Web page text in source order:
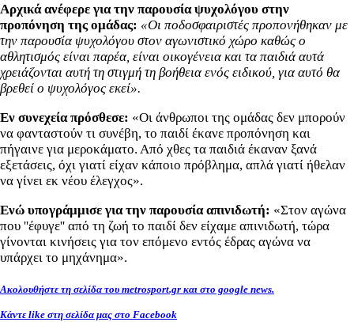
Αρχικά ανέφερε για την παρουσία ψυχολόγου στην
προπόνηση της ομάδας: «Οι ποδοσφαιριστές προπονήθηκαν με
την παρουσία ψυχολόγου στον αγωνιστικό χώρο καθώς ο
αθλητισμός είναι παρέα, είναι οικογένεια και τα παιδιά αυτά
χρειάζονται αυτή τη στιγμή τη βοήθεια ενός ειδικού, για αυτό θα
βρεθεί ο ψυχολόγος εκεί».
Εν συνεχεία πρόσθεσε: «Οι άνθρωποι της ομάδας δεν μπορούν
να φανταστούν τι συνέβη, το παιδί έκανε προπόνηση και
πήγαινε για μεροκάματο. Από χθες τα παιδιά έκαναν ξανά
εξετάσεις, όχι γιατί είχαν κάποιο πρόβλημα, απλά γιατί ήθελαν
να γίνει εκ νέου έλεγχος».
Ενώ υπογράμμισε για την παρουσία απινιδωτή: «Στον αγώνα
που ''έφυγε'' από τη ζωή το παιδί δεν είχαμε απινιδωτή, τώρα
γίνονται κινήσεις για τον επόμενο εντός έδρας αγώνα να
υπάρχει το μηχάνημα».
Ακολουθήστε τη σελίδα του metrosport.gr και στο google news.
Κάντε like στη σελίδα μας στο Facebook